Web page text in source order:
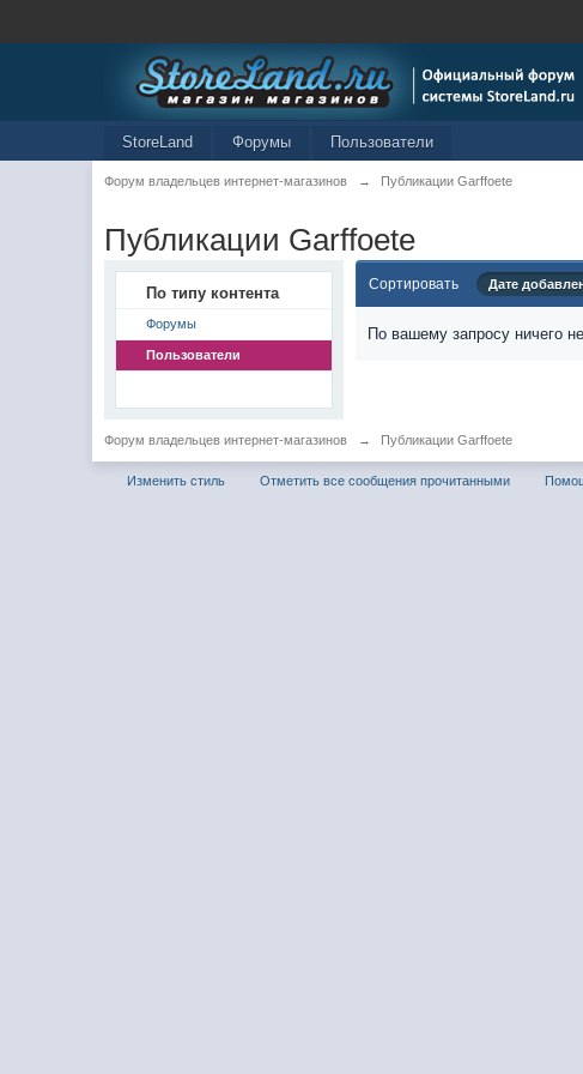
StoreLand Форумы Пользователи
Форум владельцев интернет-магазинов → Публикации Garffoete
Публикации Garffoete
По типу контента
Форумы
Пользователи
Сортировать Дате
По вашему запросу ничего
Форум владельцев интернет-магазинов → Публикации Garffoete
Изменить стиль Отметить все сообщения прочитанными